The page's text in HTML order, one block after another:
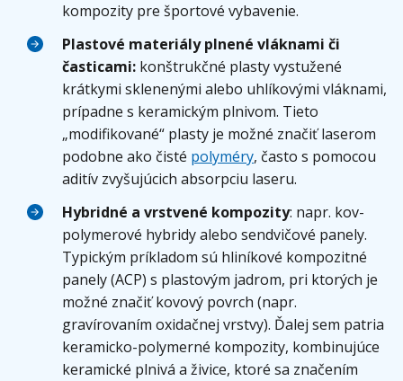
kompozity pre športové vybavenie.
Plastové materiály plnené vláknami či
časticami: konštrukčné plasty vystužené
krátkymi sklenenými alebo uhlíkovými vláknami,
prípadne s keramickým plnivom. Tieto
„modifikované“ plasty je možné značiť laserom
podobne ako čisté polyméry, často s pomocou
aditív zvyšujúcich absorpciu laseru.
Hybridné a vrstvené kompozity: napr. kov-
polymerové hybridy alebo sendvičové panely.
Typickým príkladom sú hliníkové kompozitné
panely (ACP) s plastovým jadrom, pri ktorých je
možné značiť kovový povrch (napr.
gravírovaním oxidačnej vrstvy). Ďalej sem patria
keramicko-polymerné kompozity, kombinujúce
keramické plnivá a živice, ktoré sa značením